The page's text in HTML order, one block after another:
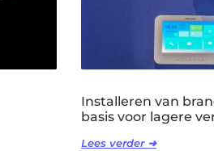
Installeren van
basis voor lagere
Lees verder ➜